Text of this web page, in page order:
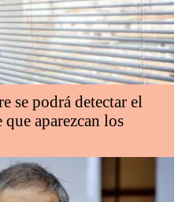
se podrá detectar el
aparezcan los